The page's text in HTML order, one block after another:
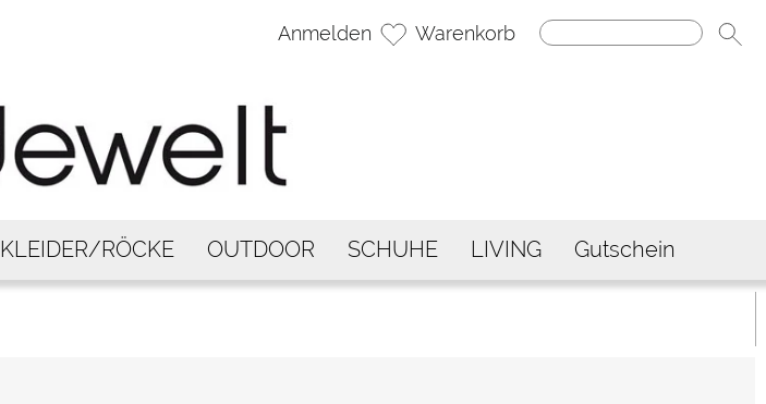
Anmelden Warenkorb
KLEIDER/RÖCKE OUTDOOR SCHUHE LIVING Gutschein